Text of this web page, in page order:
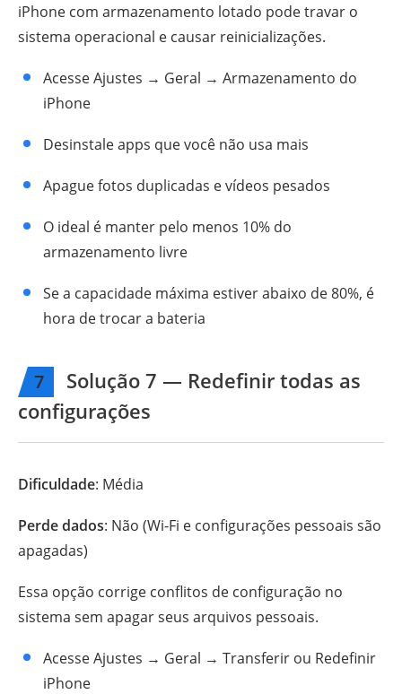
iPhone com armazenamento lotado pode travar o
sistema operacional e causar reinicializações.
Acesse Ajustes → Geral → Armazenamento do
iPhone
Desinstale apps que você não usa mais
Apague fotos duplicadas e vídeos pesados
O ideal é manter pelo menos 10% do
armazenamento livre
Se a capacidade máxima estiver abaixo de 80%, é
hora de trocar a bateria
7
Solução 7 — Redefinir todas as
configurações
Dificuldade: Média
Perde dados: Não (Wi-Fi e configurações pessoais são
apagadas)
Essa opção corrige conflitos de configuração no
sistema sem apagar seus arquivos pessoais.
Acesse Ajustes → Geral → Transferir ou Redefinir
iPhone